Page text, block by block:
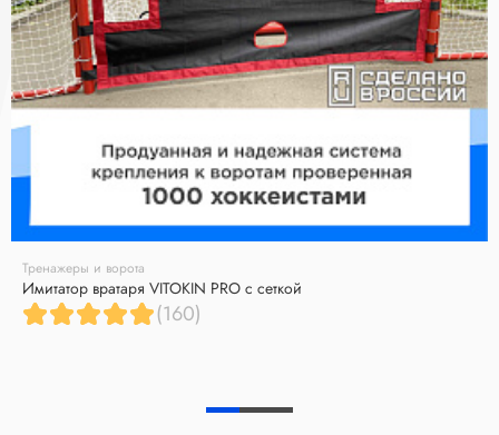
Тренажеры и ворота
Имитатор вратаря VITOKIN PRO с сеткой
(160)